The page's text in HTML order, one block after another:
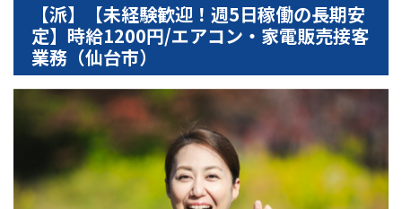
【派】【未経験歓迎！週5日稼働の長期安
定】時給1200円/エアコン・家電販売接客
業務（仙台市）